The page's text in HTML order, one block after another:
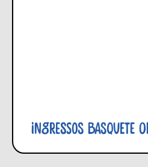
Ingressos Basquete